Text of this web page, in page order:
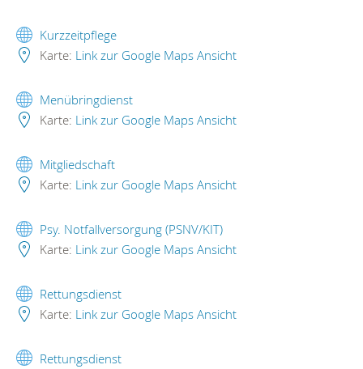
Kurzzeitpflege
Karte: Link zur Google Maps Ansicht
Menübringdienst
Karte: Link zur Google Maps Ansicht
Mitgliedschaft
Karte: Link zur Google Maps Ansicht
Psy. Notfallversorgung (PSNV/KIT)
Karte: Link zur Google Maps Ansicht
Rettungsdienst
Karte: Link zur Google Maps Ansicht
Rettungsdienst